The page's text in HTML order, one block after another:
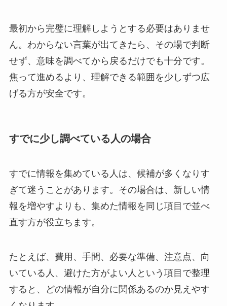
最初から完璧に理解しようとする必要はありませ
ん。わからない言葉が出てきたら、その場で判断
せず、意味を調べてから戻るだけでも十分です。
焦って進めるより、理解できる範囲を少しずつ広
げる方が安全です。
すでに少し調べている人の場合
すでに情報を集めている人は、候補が多くなりす
ぎて迷うことがあります。その場合は、新しい情
報を増やすよりも、集めた情報を同じ項目で並べ
直す方が役立ちます。
たとえば、費用、手間、必要な準備、注意点、向
いている人、避けた方がよい人という項目で整理
すると、どの情報が自分に関係あるのか見えやす